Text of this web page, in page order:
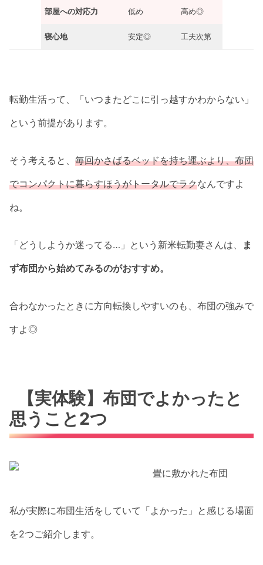
部屋への対応力 低め 高め◎
寝心地 安定◎ 工夫次第
転勤生活って、「いつまたどこに引っ越すかわからない」
という前提があります。
そう考えると、 毎回かさばるベッドを持ち運ぶより、布団
でコンパクトに暮らすほうがトータルでラクなんですよ
ね。
「どうしようか迷ってる…」という新米転勤妻さんは、
ま
ず布団から始めてみるのがおすすめ。
合わなかったときに方向転換しやすいのも、布団の強みで
すよ◎
【実体験】布団でよかったと
思うこと2つ
私が実際に布団生活をしていて「よかった」と感じる場面
を2つご紹介します。